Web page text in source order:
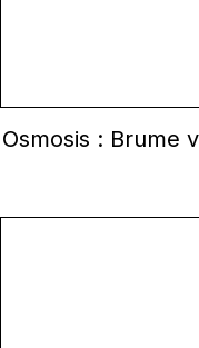
Osmosis : Brume